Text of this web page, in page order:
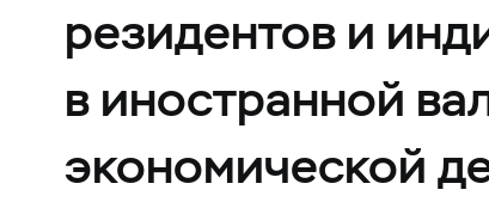
резидентов и
в иностранной
экономической